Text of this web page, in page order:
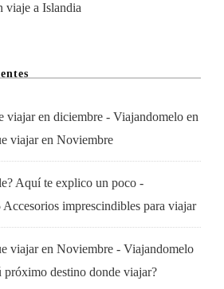
viaje a Islandia
viajar en diciembre - Viajandomelo en
viajar en Noviembre
Aquí te explico un poco -
Accesorios imprescindibles para viajar
viajar en Noviembre - Viajandomelo
próximo destino donde viajar?